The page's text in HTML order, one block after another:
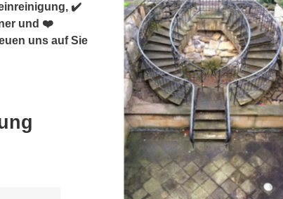
✔️
und ❤️
uns auf Sie